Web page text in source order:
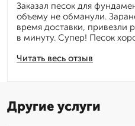
Читать весь отзыв
Заказал песок для
объему не обманули.
время доставки, привезли
в минуту. Супер! Песок
Другие услуги